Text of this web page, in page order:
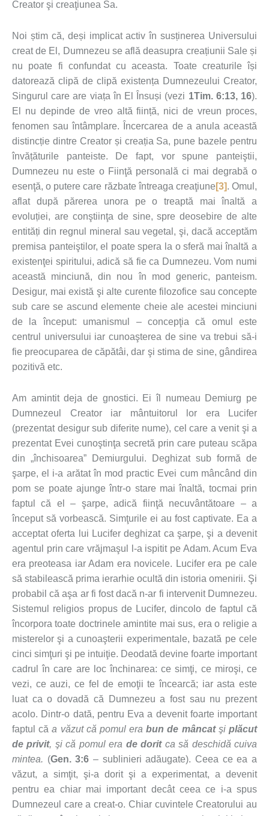
Creator şi creaţiunea Sa.
Noi știm că, deși implicat activ în susținerea Universului
creat de El, Dumnezeu se află deasupra creațiunii Sale și
nu poate fi confundat cu aceasta. Toate creaturile își
datorează clipă de clipă existența Dumnezeului Creator,
Singurul care are viața în El Însuși (vezi 1Tim. 6:13, 16).
El nu depinde de vreo altă ființă, nici de vreun proces,
fenomen sau întâmplare. Încercarea de a anula această
distincție dintre Creator și creația Sa, pune bazele pentru
învățăturile panteiste. De fapt, vor spune panteiştii,
Dumnezeu nu este o Fiinţă personală ci mai degrabă o
esenţă, o putere care răzbate întreaga creaţiune [3]. Omul,
aflat după părerea unora pe o treaptă mai înaltă a
evoluției, are conştiinţa de sine, spre deosebire de alte
entități din regnul mineral sau vegetal, şi, dacă acceptăm
premisa panteiştilor, el poate spera la o sferă mai înaltă a
existenţei spiritului, adică să fie ca Dumnezeu. Vom numi
această minciună, din nou în mod generic, panteism.
Desigur, mai există şi alte curente filozofice sau concepte
sub care se ascund elemente cheie ale acestei minciuni
de la început: umanismul – concepţia că omul este
centrul universului iar cunoaşterea de sine va trebui să-i
fie preocuparea de căpătâi, dar şi stima de sine, gândirea
pozitivă etc.
Am amintit deja de gnostici. Ei îl numeau Demiurg pe
Dumnezeul Creator iar mântuitorul lor era Lucifer
(prezentat desigur sub diferite nume), cel care a venit şi a
prezentat Evei cunoştinţa secretă prin care puteau scăpa
din „închisoarea” Demiurgului. Deghizat sub formă de
şarpe, el i-a arătat în mod practic Evei cum mâncând din
pom se poate ajunge într-o stare mai înaltă, tocmai prin
faptul că el – şarpe, adică fiinţă necuvântătoare – a
început să vorbească. Simţurile ei au fost captivate. Ea a
acceptat oferta lui Lucifer deghizat ca şarpe, şi a devenit
agentul prin care vrăjmaşul l-a ispitit pe Adam. Acum Eva
era preoteasa iar Adam era novicele. Lucifer era pe cale
să stabilească prima ierarhie ocultă din istoria omenirii. Şi
probabil că aşa ar fi fost dacă n-ar fi intervenit Dumnezeu.
Sistemul religios propus de Lucifer, dincolo de faptul că
încorpora toate doctrinele amintite mai sus, era o religie a
misterelor şi a cunoaşterii experimentale, bazată pe cele
cinci simţuri şi pe intuiţie. Deodată devine foarte important
cadrul în care are loc închinarea: ce simţi, ce miroşi, ce
vezi, ce auzi, ce fel de emoţii te încearcă; iar asta este
luat ca o dovadă că Dumnezeu a fost sau nu prezent
acolo. Dintr-o dată, pentru Eva a devenit foarte important
faptul căa văzutcă pomul erabun de mâncatşiplăcut
de privit, şi că pomul era de doritca să deschidă cuiva
mintea. (Gen. 3:6 – sublinieri adăugate). Ceea ce ea a
văzut, a simţit, şi-a dorit şi a experimentat, a devenit
pentru ea chiar mai important decât ceea ce i-a spus
Dumnezeul care a creat-o. Chiar cuvintele Creatorului au